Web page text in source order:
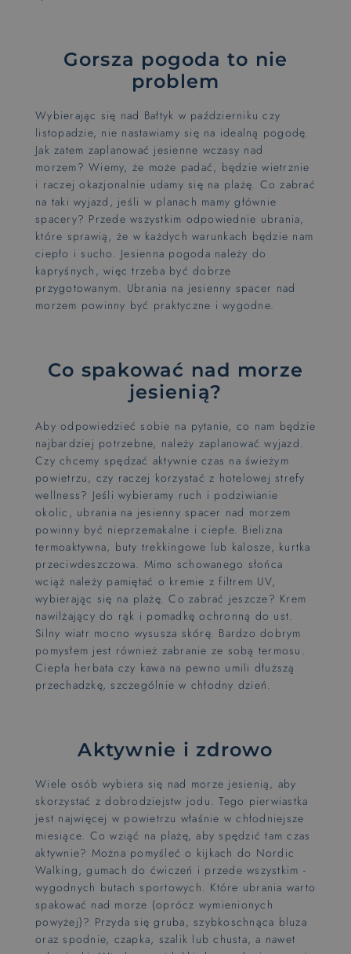
Gorsza pogoda to nie
problem
Wybierając się nad Bałtyk w październiku czy
listopadzie, nie nastawiamy się na idealną pogodę.
Jak zatem zaplanować jesienne wczasy nad
morzem? Wiemy, że może padać, będzie wietrznie
i raczej okazjonalnie udamy się na plażę. Co zabrać
na taki wyjazd, jeśli w planach mamy głównie
spacery? Przede wszystkim odpowiednie ubrania,
które sprawią, że w każdych warunkach będzie nam
ciepło i sucho. Jesienna pogoda należy do
kapryśnych, więc trzeba być dobrze
przygotowanym. Ubrania na jesienny spacer nad
morzem powinny być praktyczne i wygodne.
Co spakować nad morze
jesienią?
Aby odpowiedzieć sobie na pytanie, co nam będzie
najbardziej potrzebne, należy zaplanować wyjazd.
Czy chcemy spędzać aktywnie czas na świeżym
powietrzu, czy raczej korzystać z hotelowej strefy
wellness? Jeśli wybieramy ruch i podziwianie
okolic, ubrania na jesienny spacer nad morzem
powinny być nieprzemakalne i ciepłe. Bielizna
termoaktywna, buty trekkingowe lub kalosze, kurtka
przeciwdeszczowa. Mimo schowanego słońca
wciąż należy pamiętać o kremie z filtrem UV,
wybierając się na plażę. Co zabrać jeszcze? Krem
nawilżający do rąk i pomadkę ochronną do ust.
Silny wiatr mocno wysusza skórę. Bardzo dobrym
pomysłem jest również zabranie ze sobą termosu.
Ciepła herbata czy kawa na pewno umili dłuższą
przechadzkę, szczególnie w chłodny dzień.
Aktywnie i zdrowo
Wiele osób wybiera się nad morze jesienią, aby
skorzystać z dobrodziejstw jodu. Tego pierwiastka
jest najwięcej w powietrzu właśnie w chłodniejsze
miesiące. Co wziąć na plażę, aby spędzić tam czas
aktywnie? Można pomyśleć o kijkach do Nordic
Walking, gumach do ćwiczeń i przede wszystkim -
wygodnych butach sportowych. Które ubrania warto
spakować nad morze (oprócz wymienionych
powyżej)? Przyda się gruba, szybkoschnąca bluza
oraz spodnie, czapka, szalik lub chusta, a nawet